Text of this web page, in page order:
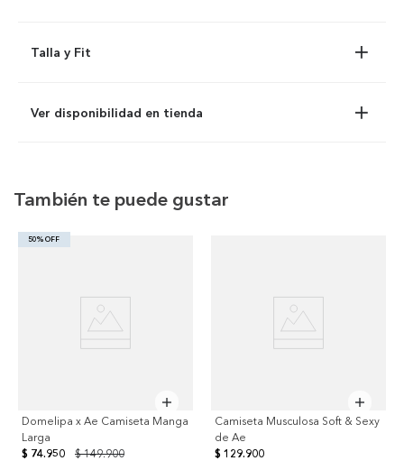
Talla y Fit
Ver disponibilidad en tienda
También te puede gustar
50% OFF
Domelipa x Ae Camiseta Manga
Larga
$ 149.900
$ 74.950
Camiseta Musculosa Soft & Sexy
de Ae
$ 129.900